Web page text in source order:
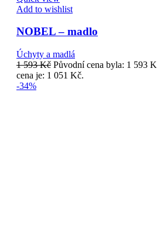
Add to wishlist
NOBEL – madlo
Úchyty a madlá
1 593Kč Původní cena byla: 1 593
cena je: 1 051 Kč.
-34%